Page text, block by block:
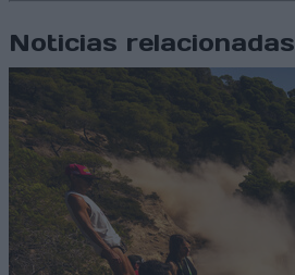
Noticias relacionadas